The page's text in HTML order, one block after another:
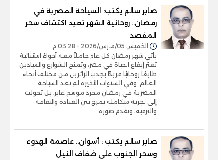
صابر سالم يكتب: السياحة المصرية في
رمضان.. روحانية الشهر تعيد اكتشاف سحر
المقصد
الخميس 05/مارس/2026 - 03:28 م
يأتي شهر رمضان كل عام حاملاً معه أجواءً استثنائية
تغيّر إيقاع الحياة في مصر، وتمنح الشوارع والميادين
طابعًا روحانيًا فريدًا يجذب الزائرين من مختلف أنحاء
العالم. وفي السنوات الأخيرة لم تعد السياحة
المصرية في رمضان مجرد موسم عابر، بل تحولت
إلى تجربة متكاملة تمزج بين العبادة والثقافة
والترفيه، وتقدم صورة
صابر سالم يكتب : أسوان.. عاصمة الهدوء
وسحر الجنوب على ضفاف النيل